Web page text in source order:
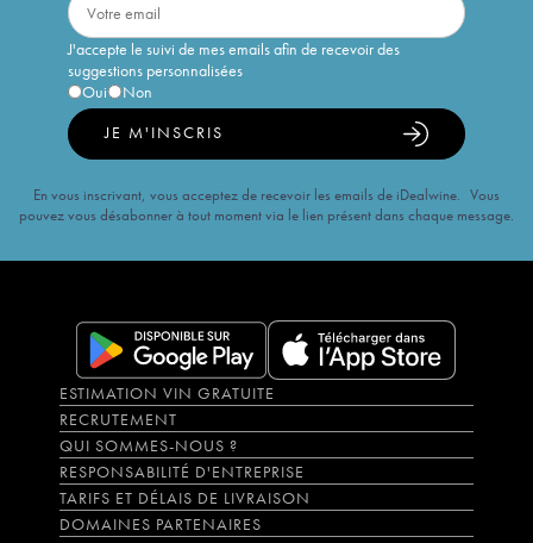
J'accepte le suivi de mes emails afin de recevoir des
suggestions personnalisées
Oui
Non
JE M'INSCRIS
En vous inscrivant, vous acceptez de recevoir les emails de iDealwine. Vous
pouvez vous désabonner à tout moment via le lien présent dans chaque message.
ESTIMATION VIN GRATUITE
RECRUTEMENT
QUI SOMMES-NOUS ?
RESPONSABILITÉ D'ENTREPRISE
TARIFS ET DÉLAIS DE LIVRAISON
DOMAINES PARTENAIRES